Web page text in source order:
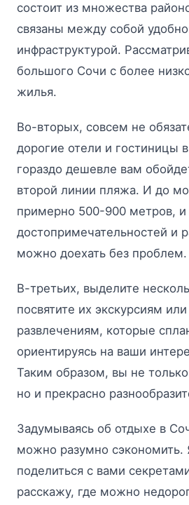
состоит из множества
связаны между собой
инфраструктурой.
большого Сочи с более
жилья.
Во-вторых, совсем не
дорогие отели и гостиницы
гораздо дешевле вам
второй линии пляжа. И до
примерно 500-900 метров, и
достопримечательностей и
можно доехать без проблем.
В-третьих, выделите
посвятите их экскурсиям
развлечениям, которые
ориентируясь на ваши
Таким образом, вы не
но и прекрасно
Задумываясь об отдыхе в
можно разумно сэкономить.
поделиться с вами
расскажу, где можно